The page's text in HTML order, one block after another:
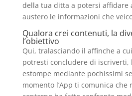
della tua ditta a potersi
austero le informazioni che
Qualora crei contenuti, la
l’obiettivo
Qui, tralasciando il affinche a
potresti concludere di iscriverti,
estompe mediante pochissimi
momento l’App ti comunica che